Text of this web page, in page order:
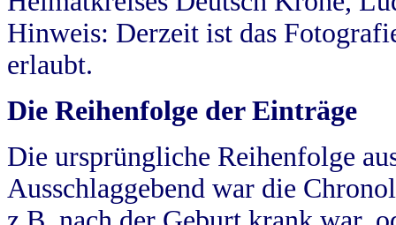
Hinweis: Derzeit ist das
erlaubt.
Die Reihenfolge der Einträge
Die ursprüngliche Reihenfolge
Ausschlaggebend war die